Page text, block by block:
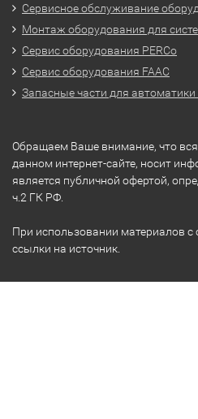
Сервисное обслуживание
Монтаж оборудования для
Сервис оборудования PERCo
Сервис оборудования FAAC
Запасные части для автоматики
Обращаем Ваше внимание, что
данном интернет-сайте, носит
является публичной офертой,
ч.2 ГК РФ.
При использовании материалов с
ссылки на источник.